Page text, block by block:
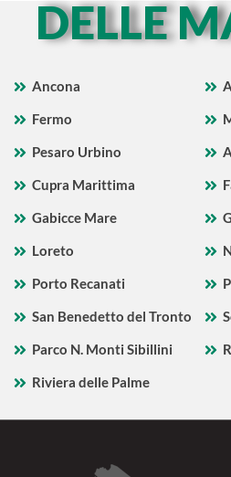
DELLE
Ancona
Fermo
Pesaro Urbino
Cupra Marittima
Gabicce Mare
Loreto
Porto Recanati
San Benedetto del Tronto
Parco N. Monti Sibillini
Riviera delle Palme